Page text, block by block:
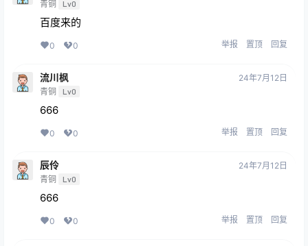
青铜 Lv0
百度来的
0 0 举报 置顶 回复
流川枫
青铜 Lv0
24年7月12日
666
0 0 举报 置顶 回复
辰伶
青铜 Lv0
24年7月12日
666
0 0 举报 置顶 回复